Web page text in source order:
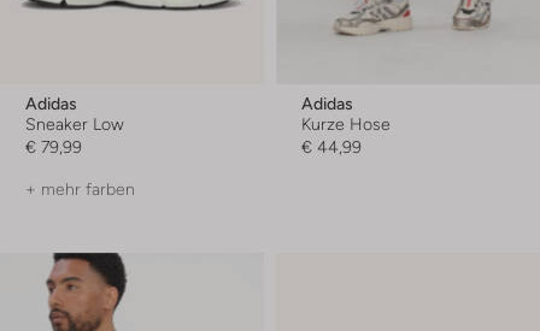
Adidas
Sneaker Low
€ 79,99
+ mehr farben
Adidas
Kurze Hose
€ 44,99